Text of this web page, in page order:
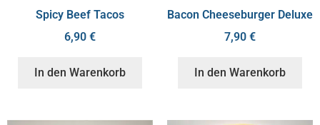
Spicy Beef Tacos
6,90 €
In den Warenkorb
Bacon Cheeseburger Deluxe
7,90 €
In den Warenkorb